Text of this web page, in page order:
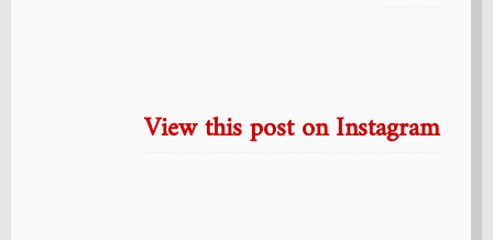
View this post on Instagram